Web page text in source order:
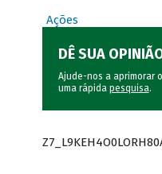
Ações
DÊ SUA
Ajude-nos a aprimorar
uma rápida pesquisa.